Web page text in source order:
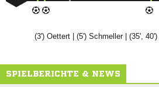
(3')  | (5') | (35', 40')
SPIELBERICHTE & NEWS